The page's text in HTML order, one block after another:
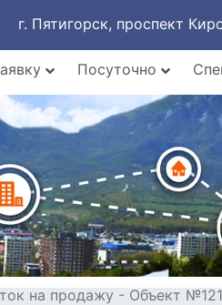
г. Пятигорск, проспект
Посуточно
на продажу - Объект